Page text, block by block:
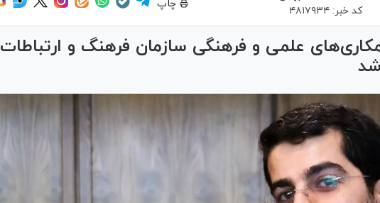
کد خبر:۴۸۱۷۹۳۴
چاپ
علمی و فرهنگی سازمان فرهنگ و ارتباطات